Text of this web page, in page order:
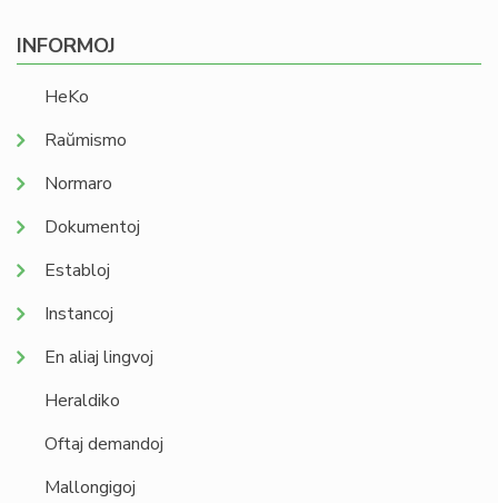
INFORMOJ
HeKo
Raŭmismo
Normaro
Dokumentoj
Establoj
Instancoj
En aliaj lingvoj
Heraldiko
Oftaj demandoj
Mallongigoj